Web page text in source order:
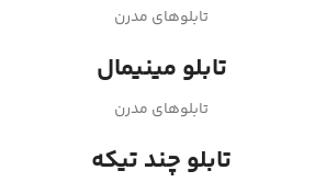
تابلوهای مدرن
تابلو مینیمال
تابلوهای مدرن
تابلو چند تیکه